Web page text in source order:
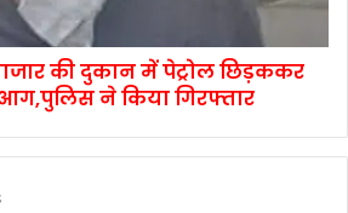
की दुकान में पेट्रोल छिड़ककर
ने किया गिरफ्तार